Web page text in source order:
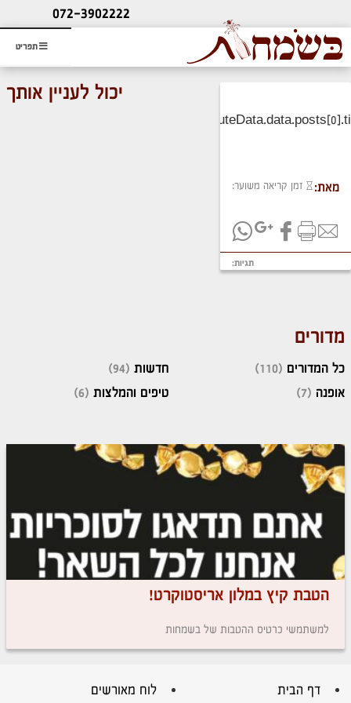
תפריט
ליעוץ חינם
והזמנת כרטיס שמחות
072-3902222
מאת: זמן קריאה משוער:
תגיות:
יכול לעניין אותך
מדורים
כל המדורים (110)
אופנה (7)
חדשות (94)
טיפים והמלצות (6)
הטבת קיץ במלון אריסטוקרט!
למשתמשי כרטיס ההטבות של בשמחות
דף הבית לוח מאורשים